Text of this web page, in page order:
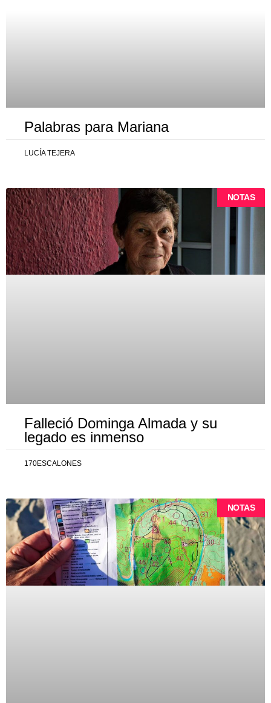
Palabras para Mariana
LUCÍA TEJERA
NOTAS
Falleció Dominga Almada y su
legado es inmenso
170ESCALONES
NOTAS